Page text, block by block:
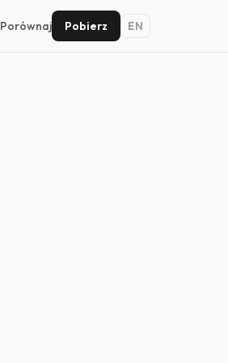
Porównaj Pobierz EN